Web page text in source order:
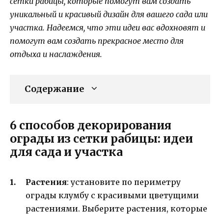
уникальный и красивый дизайн для вашего сада или
участка. Надеемся, что эти идеи вас вдохновят и
помогут вам создать прекрасное место для
отдыха и наслаждения.
Содержание
6 способов декорирования
ограды из сетки рабицы: идеи
для сада и участка
Растения: установите по периметру
ограды клумбу с красивыми цветущими
растениями. Выберите растения, которые